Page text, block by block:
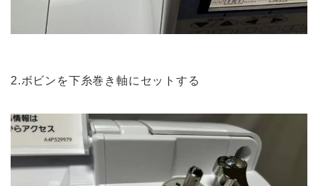
2.ボビンを下糸巻き軸にセットする